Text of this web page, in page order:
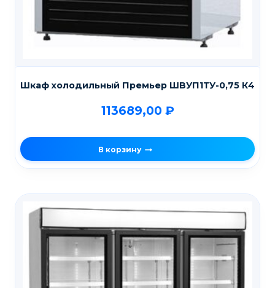
Шкаф холодильный Премьер ШВУП1ТУ-0,75 К4
113689,00 ₽
В корзину